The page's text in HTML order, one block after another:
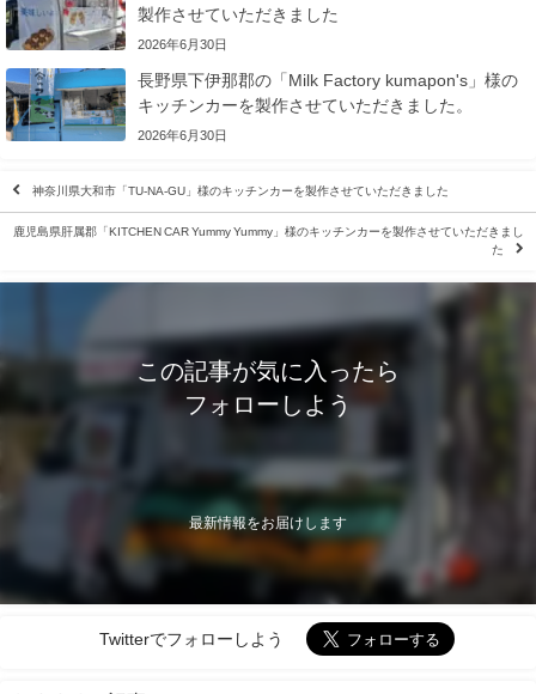
製作させていただきました
2026年6月30日
長野県下伊那郡の「Milk Factory kumapon's」様の
キッチンカーを製作させていただきました。
2026年6月30日
神奈川県大和市「TU-NA-GU」様のキッチンカーを製作させていただきました
鹿児島県肝属郡「KITCHEN CAR Yummy Yummy」様のキッチンカーを製作させていただきまし
た
この記事が気に入ったら
フォローしよう
最新情報をお届けします
Twitterでフォローしよう